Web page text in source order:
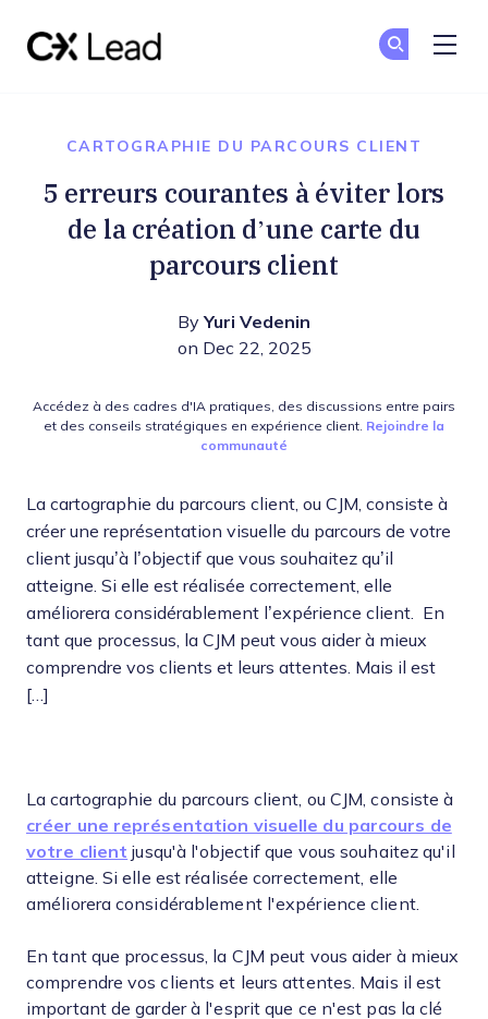
CARTOGRAPHIE DU PARCOURS CLIENT
5 erreurs courantes à éviter lors
de la création d’une carte du
parcours client
ByYuri Vedenin
on Dec 22, 2025
Accédez à des cadres d'IA pratiques, des discussions entre pairs
et des conseils stratégiques en expérience client. Rejoindre la
communauté
La cartographie du parcours client, ou CJM, consiste à
créer une représentation visuelle du parcours de votre
client jusqu’à l’objectif que vous souhaitez qu’il
atteigne. Si elle est réalisée correctement, elle
améliorera considérablement l’expérience client. En
tant que processus, la CJM peut vous aider à mieux
comprendre vos clients et leurs attentes. Mais il est
[…]
La cartographie du parcours client, ou CJM, consiste à
créer une représentation visuelle du parcours de
votre client jusqu'à l'objectif que vous souhaitez qu'il
atteigne. Si elle est réalisée correctement, elle
améliorera considérablement l'expérience client.
En tant que processus, la CJM peut vous aider à mieux
comprendre vos clients et leurs attentes. Mais il est
important de garder à l'esprit que ce n'est pas la clé